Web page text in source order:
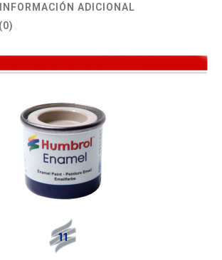
INFORMACIÓN ADICIONAL